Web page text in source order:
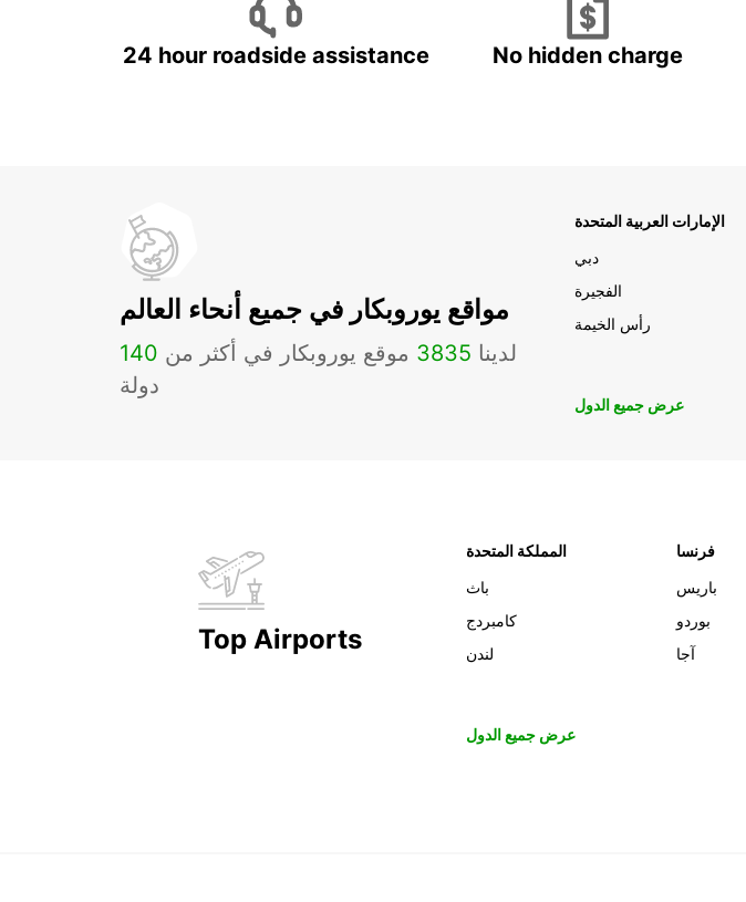
24 hour roadside assistance No hidden charge
مواقع يوروبكار في جميع أنحاء العالم
لدينا 3835 موقع يوروبكار في أكثر من 140
دولة
الإمارات العربية المتحدة
دبي
الفجيرة
رأس الخيمة
عرض جميع الدول
Top Airports
المملكة المتحدة
باث
كامبردج
لندن
فرنسا
باريس
بوردو
آجا
عرض جميع الدول